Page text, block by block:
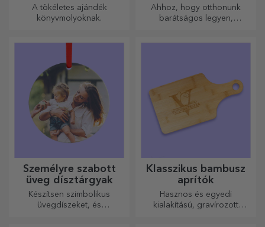
A tökéletes ajándék
könyvmolyoknak.
Ahhoz, hogy otthonunk
barátságos legyen,
szőnyegeket kapja!
Személyre szabott
üveg dísztárgyak
Készítsen szimbolikus
üvegdíszeket, és
Klasszikus bambusz
aprítók
Hasznos és egyedi
kialakítású, gravírozott